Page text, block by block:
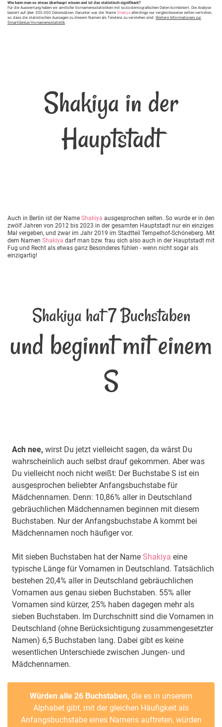
Wie kann man so etwas überhaupt wissen und ist das statistisch signifikant?
Für die Auswertung haben wir amtliche Vornamensstatistiken mit soziodemografischen Daten kombiniert. Die Analyse
basiert auf über 300.000 Datensätzen. Darunter war der Name Shakiya allerdings nur vergleichsweise selten vertreten,
so dass die statistischen Aussagen zu diesem Namen als Tendenz zu verstehen sind. Weitere Informationen zur
SmartGenius-Vornamensstatistik.
Shakiya in der
Hauptstadt
Auch in Berlin ist der Name Shakiya ausgesprochen selten. So wurde er in den
zwölf Jahren von 2012 bis 2023 in der gesamten Hauptstadt nur ein einziges
Mal vergeben, und zwar im Jahr 2019 im Stadtteil Tempelhof-Schöneberg. Mit
dem Namen Shakiya darf man bzw. frau sich also auch in der Hauptstadt mit
Fug und Recht als etwas ganz Besonderes fühlen - wenn nicht sogar als
einzigartig!
Shakiya hat 7 Buchstaben
und beginnt mit einem
S
Ach nee, wirst Du jetzt vielleicht sagen, da wärst Du
wahrscheinlich auch selbst drauf gekommen. Aber was
Du vielleicht noch nicht weißt: Der Buchstabe S ist ein
ausgesprochen beliebter Anfangsbuchstabe für
Mädchennamen. Denn: 10,86% aller in Deutschland
gebräuchlichen Mädchennamen beginnen mit diesem
Buchstaben. Nur der Anfangsbuchstabe A kommt bei
Mädchennamen noch häufiger vor.
Mit sieben Buchstaben hat der Name Shakiya eine
typische Länge für Vornamen in Deutschland. Tatsächlich
bestehen 20,4% aller in Deutschland gebräuchlichen
Vornamen aus genau sieben Buchstaben. 55% aller
Vornamen sind kürzer, 25% haben dagegen mehr als
sieben Buchstaben. Im Durchschnitt sind die Vornamen in
Deutschland (ohne Berücksichtigung zusammengesetzter
Namen) 6,5 Buchstaben lang. Dabei gibt es keine
wesentlichen Unterschiede zwischen Jungen- und
Mädchennamen.
Würden alle 26 Buchstaben, die es in unserem
Alphabet gibt, mit der gleichen Häufigkeit als
Anfangsbuchstabe eines Namens auftreten, würden